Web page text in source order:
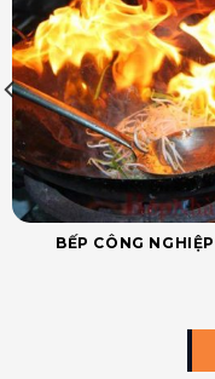
BẾP CÔNG NGHIỆP